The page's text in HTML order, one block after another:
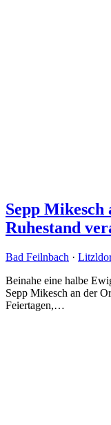
Sepp Mikesch
Ruhestand
Bad Feilnbach ·
Beinahe eine halbe
Sepp Mikesch an der
Feiertagen,…